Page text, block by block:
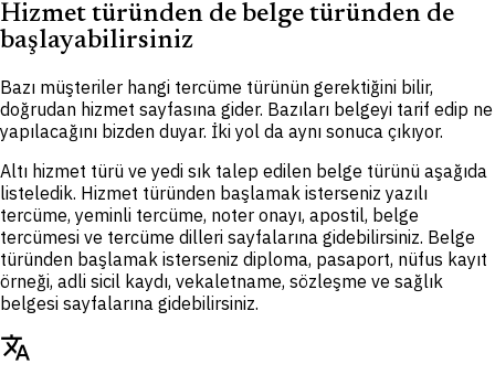
Hizmet türünden de belge türünden de
başlayabilirsiniz
Bazı müşteriler hangi tercüme türünün gerektiğini bilir,
doğrudan hizmet sayfasına gider. Bazıları belgeyi tarif edip ne
yapılacağını bizden duyar. İki yol da aynı sonuca çıkıyor.
Altı hizmet türü ve yedi sık talep edilen belge türünü aşağıda
listeledik. Hizmet türünden başlamak isterseniz yazılı
tercüme, yeminli tercüme, noter onayı, apostil, belge
tercümesi ve tercüme dilleri sayfalarına gidebilirsiniz. Belge
türünden başlamak isterseniz diploma, pasaport, nüfus kayıt
örneği, adli sicil kaydı, vekaletname, sözleşme ve sağlık
belgesi sayfalarına gidebilirsiniz.
translate